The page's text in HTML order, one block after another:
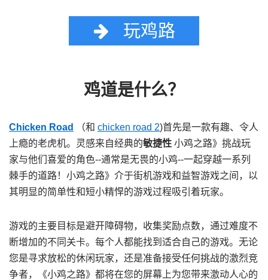
玩鸡路
鸡道是什么？
Chicken Road （和 chicken road 2)首先是一款有趣、令人
上瘾的老虎机。灵感来自经典的敏捷性 小鸡之路》挑战玩
家与他们喜爱的角色--通常是无畏的小鸡--一起穿越一系列
棘手的道路！小鸡之路》介于街机游戏和益智游戏之间，以
其明显的简单性和短小精悍的游戏过程吸引着玩家。
游戏的主要目标是避开障碍物，收集奖励点数，通过难度不
断增加的不同关卡。每个人都能找到适合自己的游戏。无论
您是寻求放松的休闲玩家，还是准备接受任何挑战的激烈竞
争者，《小鸡之路》都将在您的屏幕上为您带来激动人心的